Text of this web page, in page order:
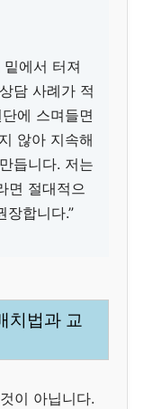
에서 터져
담 사례가 적
에 스며들면
않아 지속해
듭니다. 저는
면 절대적으
장합니다.”
치법과 교
이 아닙니다.